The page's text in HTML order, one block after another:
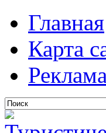
Главная
Карта
Реклама